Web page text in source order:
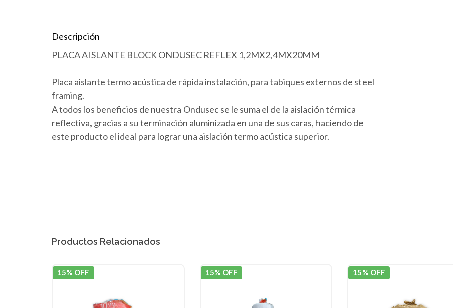
Descripción
PLACA AISLANTE BLOCK ONDUSEC REFLEX 1,2MX2,4MX20MM
Placa aislante termo acústica de rápida instalación, para tabiques externos de steel
framing.
A todos los beneficios de nuestra Ondusec se le suma el de la aislación térmica
reflectiva, gracias a su terminación aluminizada en una de sus caras, haciendo de
este producto el ideal para lograr una aislación termo acústica superior.
Productos Relacionados
15% OFF 15% OFF 15% OFF